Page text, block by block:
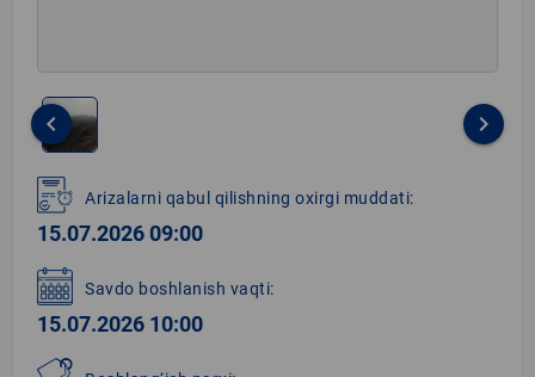
1
of
1
keyboard_arrow_left keyboard_arrow_right
Arizalarni qabul qilishning oxirgi muddati:
15.07.2026 09:00
Savdo boshlanish vaqti:
15.07.2026 10:00